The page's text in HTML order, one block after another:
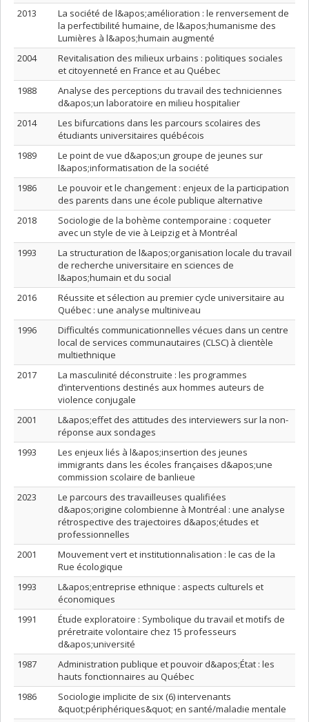
2013
La société de l&apos;amélioration : le renversement de
la perfectibilité humaine, de l&apos;humanisme des
Lumières à l&apos;humain augmenté
2004
Revitalisation des milieux urbains : politiques sociales
et citoyenneté en France et au Québec
1988
Analyse des perceptions du travail des techniciennes
d&apos;un laboratoire en milieu hospitalier
2014
Les bifurcations dans les parcours scolaires des
étudiants universitaires québécois
1989
Le point de vue d&apos;un groupe de jeunes sur
l&apos;informatisation de la société
1986
Le pouvoir et le changement : enjeux de la participation
des parents dans une école publique alternative
2018
Sociologie de la bohème contemporaine : coqueter
avec un style de vie à Leipzig et à Montréal
1993
La structuration de l&apos;organisation locale du travail
de recherche universitaire en sciences de
l&apos;humain et du social
2016
Réussite et sélection au premier cycle universitaire au
Québec : une analyse multiniveau
1996
Difficultés communicationnelles vécues dans un centre
local de services communautaires (CLSC) à clientèle
multiethnique
2017
La masculinité déconstruite : les programmes
d’interventions destinés aux hommes auteurs de
violence conjugale
2001
L&apos;effet des attitudes des interviewers sur la non-
réponse aux sondages
1993
Les enjeux liés à l&apos;insertion des jeunes
immigrants dans les écoles françaises d&apos;une
commission scolaire de banlieue
2023
Le parcours des travailleuses qualifiées
d&apos;origine colombienne à Montréal : une analyse
rétrospective des trajectoires d&apos;études et
professionnelles
2001
Mouvement vert et institutionnalisation : le cas de la
Rue écologique
1993
L&apos;entreprise ethnique : aspects culturels et
économiques
1991
Étude exploratoire : Symbolique du travail et motifs de
préretraite volontaire chez 15 professeurs
d&apos;université
1987
Administration publique et pouvoir d&apos;État : les
hauts fonctionnaires au Québec
1986
Sociologie implicite de six (6) intervenants
&quot;périphériques&quot; en santé/maladie mentale